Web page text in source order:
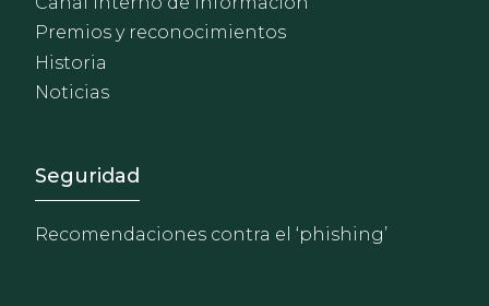
Premios y reconocimientos
Historia
Noticias
Footer - Extranet y
Seguridad
Recomendaciones contra el ‘phishing’